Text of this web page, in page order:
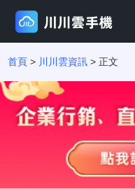
首頁 > 川川雲資訊 > 正文